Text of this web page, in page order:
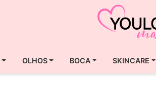
OLHOS BOCA SKINCARE